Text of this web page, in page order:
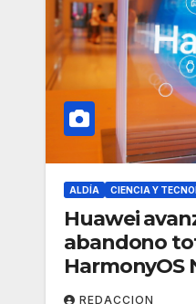
ALDÍA CIENCIA Y
Huawei
abandono
HarmonyOS
REDACCION